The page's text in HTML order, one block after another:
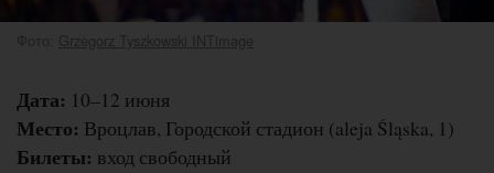
Фото: Grzegorz Tyszkowski INTimage
Дата: 10–12 июня
Место: Вроцлав, Городской стадион (aleja Śląska, 1)
Билеты: вход свободный